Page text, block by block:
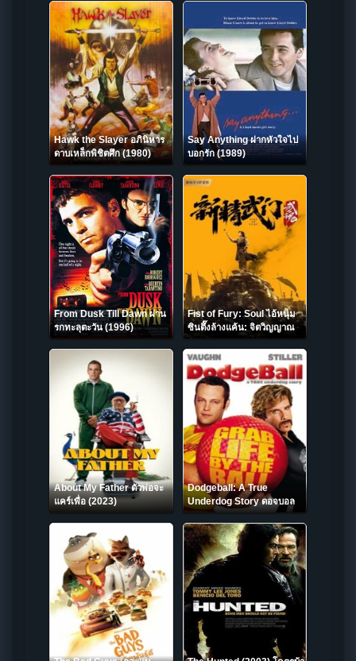
Hawk the Slayer อภินิหาร
ดาบเหล็กพิชิตศึก (1980)
Say Anything ฝากหัวใจไป
บอกรัก (1989)
From Dusk Till Dawn ผ่าน
รกทะลุตะวัน (1996)
Fist of Fury: Soul ไอ้หนุ่ม
ซินตึ๊งล้างแค้น: จิตวิญญาณ
ดวงใหม่ (2021) บรรยายไทย
About My Father ตัวพ่อจะ
แคร์เพื่อ (2023)
Dodgeball: A True
Underdog Story ดอจบอล
เกมส์บอลสลาตัน กับ ทีมจ๋อย
มหัศจรรย์ (2004)